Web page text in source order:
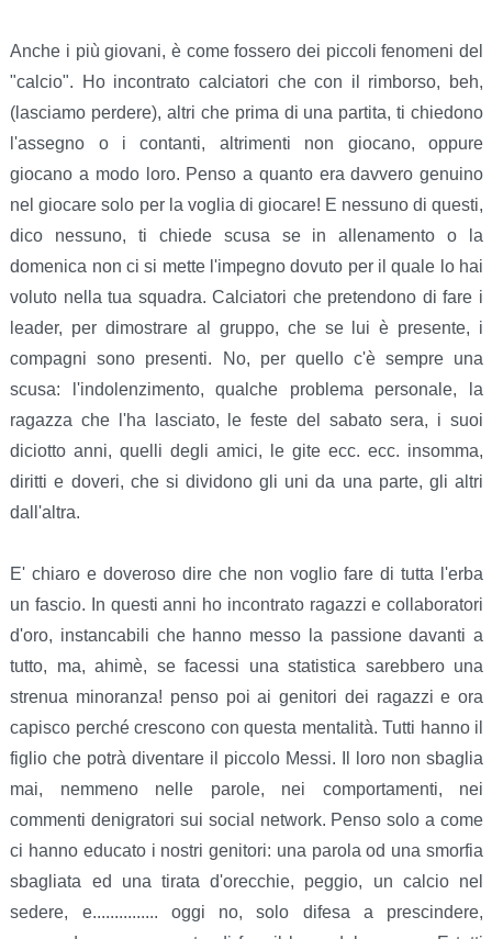
Anche i più giovani, è come fossero dei piccoli fenomeni del
"calcio". Ho incontrato calciatori che con il rimborso, beh,
(lasciamo perdere), altri che prima di una partita, ti chiedono
l'assegno o i contanti, altrimenti non giocano, oppure
giocano a modo loro. Penso a quanto era davvero genuino
nel giocare solo per la voglia di giocare! E nessuno di questi,
dico nessuno, ti chiede scusa se in allenamento o la
domenica non ci si mette l'impegno dovuto per il quale lo hai
voluto nella tua squadra. Calciatori che pretendono di fare i
leader, per dimostrare al gruppo, che se lui è presente, i
compagni sono presenti. No, per quello c'è sempre una
scusa: l'indolenzimento, qualche problema personale, la
ragazza che l'ha lasciato, le feste del sabato sera, i suoi
diciotto anni, quelli degli amici, le gite ecc. ecc. insomma,
diritti e doveri, che si dividono gli uni da una parte, gli altri
dall'altra.
E' chiaro e doveroso dire che non voglio fare di tutta l'erba
un fascio. In questi anni ho incontrato ragazzi e collaboratori
d'oro, instancabili che hanno messo la passione davanti a
tutto, ma, ahimè, se facessi una statistica sarebbero una
strenua minoranza! penso poi ai genitori dei ragazzi e ora
capisco perché crescono con questa mentalità. Tutti hanno il
figlio che potrà diventare il piccolo Messi. Il loro non sbaglia
mai, nemmeno nelle parole, nei comportamenti, nei
commenti denigratori sui social network. Penso solo a come
ci hanno educato i nostri genitori: una parola od una smorfia
sbagliata ed una tirata d'orecchie, peggio, un calcio nel
sedere, e............... oggi no, solo difesa a prescindere,